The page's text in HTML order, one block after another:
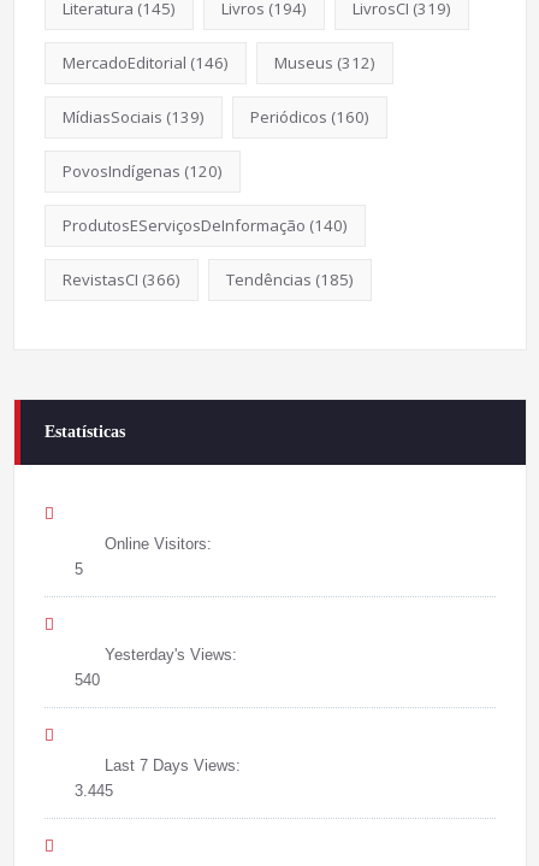
Literatura (145) Livros (194) LivrosCI (319)
MercadoEditorial (146) Museus (312)
MídiasSociais (139) Periódicos (160)
PovosIndígenas (120)
ProdutosEServiçosDeInformação (140)
RevistasCI (366) Tendências (185)
Estatísticas
Online Visitors:
5
Yesterday's Views:
540
Last 7 Days Views:
3.445